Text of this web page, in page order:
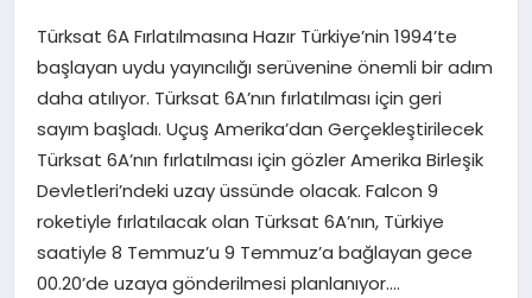
YAŞAM
Türksat 6A Fırlatılmasına Hazır Türkiye’nin 1994’te
başlayan uydu yayıncılığı serüvenine önemli bir adım
daha atılıyor. Türksat 6A’nın fırlatılması için geri
sayım başladı. Uçuş Amerika’dan Gerçekleştirilecek
Türksat 6A’nın fırlatılması için gözler Amerika Birleşik
Devletleri’ndeki uzay üssünde olacak. Falcon 9
roketiyle fırlatılacak olan Türksat 6A’nın, Türkiye
saatiyle 8 Temmuz’u 9 Temmuz’a bağlayan gece
00.20’de uzaya gönderilmesi planlanıyor….